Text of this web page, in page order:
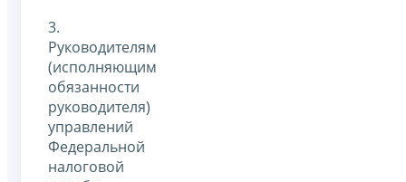
3.
Руководителям
(исполняющим
обязанности
руководителя)
управлений
Федеральной
налоговой